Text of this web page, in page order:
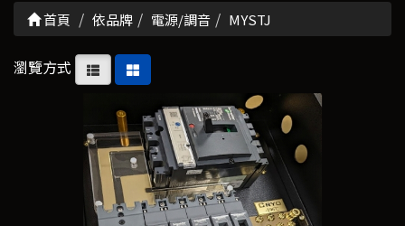
首頁 依品牌 電源/調音 MYSTJ
瀏覽方式